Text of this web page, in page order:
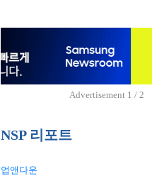
Advertisement 1 / 2
NSP 리포트
업앤다운